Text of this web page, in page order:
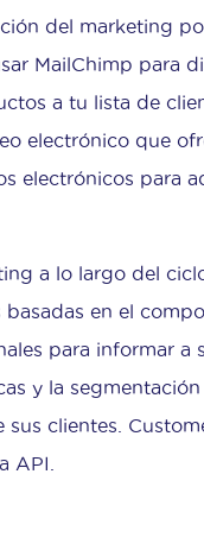
del marketing
MailChimp para
a tu lista de
electrónico que
electrónicos para
a lo largo del
en el
para informar a
y la
clientes.
API.